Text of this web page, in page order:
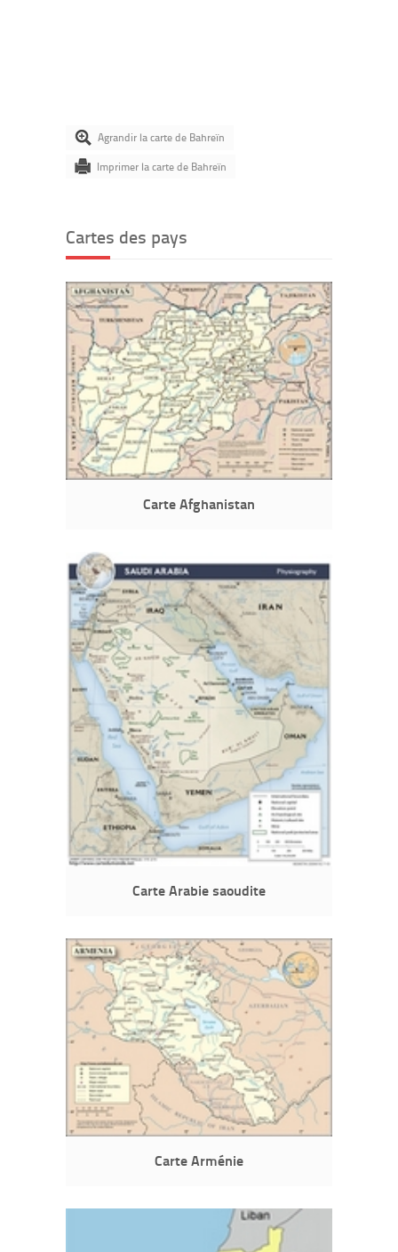
Agrandir la carte de Bahreïn
Imprimer la carte de Bahreïn
Cartes des pays
Carte Afghanistan
Carte Arabie saoudite
Carte Arménie